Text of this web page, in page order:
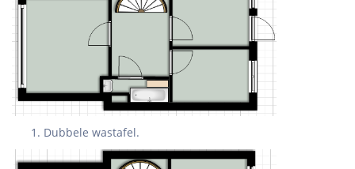
Dubbele wastafel.